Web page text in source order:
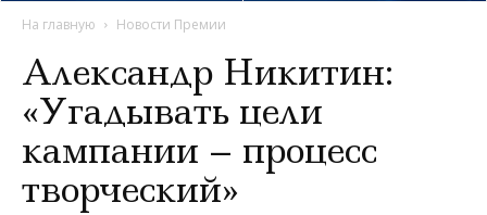
На главную Новости Премии
Александр Никитин:
«Угадывать цели
кампании – процесс
творческий»